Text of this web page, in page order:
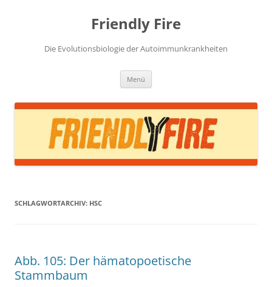
Friendly Fire
Die Evolutionsbiologie der Autoimmunkrankheiten
Menü
SCHLAGWORTARCHIV: HSC
Abb. 105: Der hämatopoetische
Stammbaum